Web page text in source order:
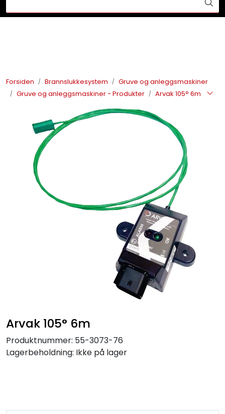
Forsiden Brannslukkesystem
Gruve og anleggsmaskiner
Gruve og anleggsmaskiner - Produkter
Arvak 105° 6m
Arvak 105° 6m
Produktnummer: 55-3073-76
Lagerbeholdning: Ikke på lager
Lysprodukter
Redningskammere
Maskinsikring
Bærekraft